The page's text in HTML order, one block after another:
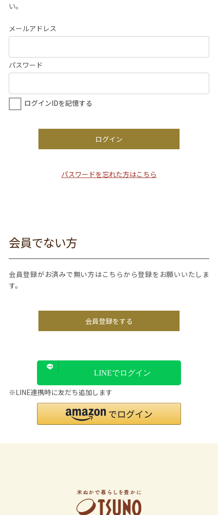
い。
メールアドレス
パスワード
ログインIDを記憶する
ログイン
パスワードを忘れた方はこちら
会員でない方
会員登録がお済みで無い方はこちらから登録をお願いいたしま
す。
会員登録をする
LINEでログイン
※LINE連携時に友だち追加します